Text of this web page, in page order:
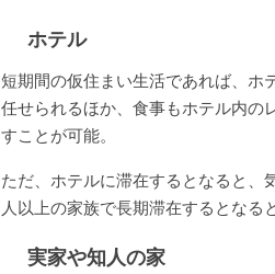
ホテル
短期間の仮住まい生活であれば、ホ
任せられるほか、食事もホテル内の
すことが可能。
ただ、ホテルに滞在するとなると、
人以上の家族で長期滞在するとな
実家や知人の家